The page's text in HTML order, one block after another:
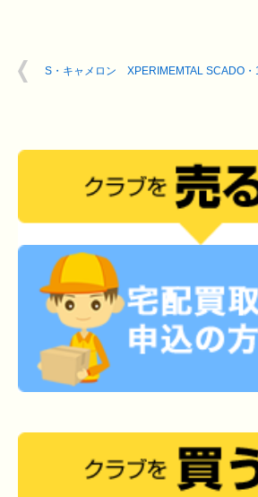
S・キャメロン XPERIMEMTAL SCADO